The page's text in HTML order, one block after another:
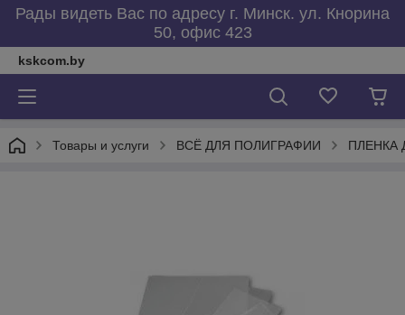
Рады видеть Вас по адресу г. Минск. ул. Кнорина
50, офис 423
kskcom.by
Товары и услуги ВСЁ ДЛЯ ПОЛИГРАФИИ ПЛЕНКА